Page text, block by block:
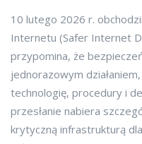
10 lutego 2026 r.
Internetu (Safer Internet
przypomina, że
jednorazowym
technologię, procedury i
przesłanie nabiera
krytyczną infrastrukturą